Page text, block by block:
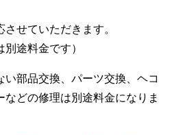
せていただきます。
途料金です）
い部品交換、パーツ交換、ヘコ
などの修理は別途料金になりま